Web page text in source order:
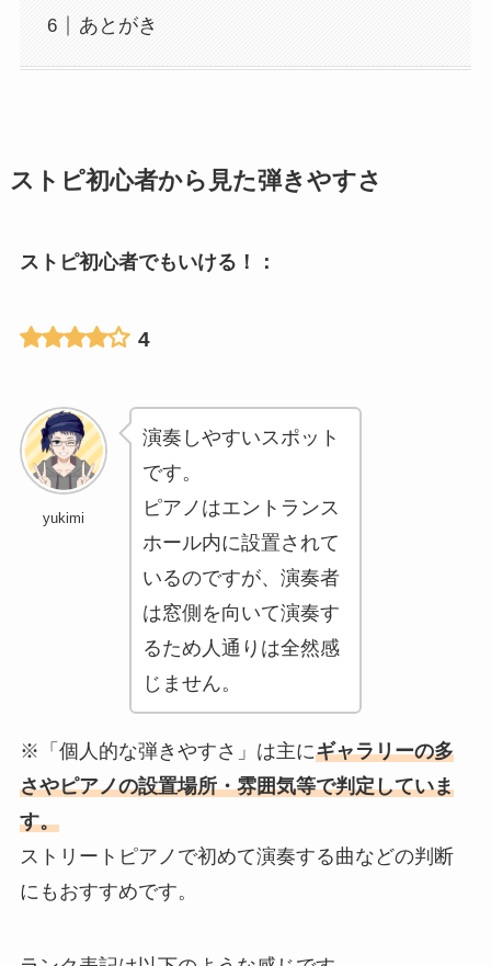
あとがき
ストピ初心者から見た弾きやすさ
ストピ初心者でもいける！：
4
yukimi
演奏しやすいスポット
です。
ピアノはエントランス
ホール内に設置されて
いるのですが、演奏者
は窓側を向いて演奏す
るため人通りは全然感
じません。
※「個人的な弾きやすさ」は主にギャラリーの多
さやピアノの設置場所・雰囲気等で判定していま
す。
ストリートピアノで初めて演奏する曲などの判断
にもおすすめです。